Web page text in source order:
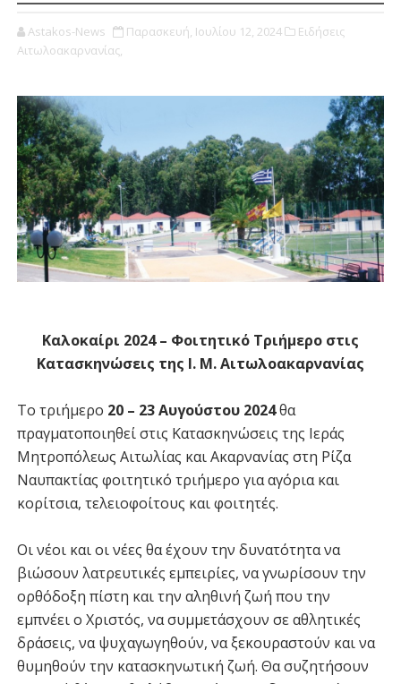
Astakos-News Παρασκευή, Ιουλίου 12, 2024
Ειδήσεις
Αιτωλοακαρνανίας,
Καλοκαίρι 2024 – Φοιτητικό Τριήμερο στις
Κατασκηνώσεις της Ι. Μ. Αιτωλοακαρνανίας
Το τριήμερο 20 – 23 Αυγούστου 2024θα
πραγματοποιηθεί στις Κατασκηνώσεις της Ιεράς
Μητροπόλεως Αιτωλίας και Ακαρνανίας στη Ρίζα
Ναυπακτίας φοιτητικό τριήμερο για αγόρια και
κορίτσια, τελειοφοίτους και φοιτητές.
Οι νέοι και οι νέες θα έχουν την δυνατότητα να
βιώσουν λατρευτικές εμπειρίες, να γνωρίσουν την
ορθόδοξη πίστη και την αληθινή ζωή που την
εμπνέει ο Χριστός, να συμμετάσχουν σε αθλητικές
δράσεις, να ψυχαγωγηθούν, να ξεκουραστούν και να
θυμηθούν την κατασκηνωτική ζωή. Θα συζητήσουν